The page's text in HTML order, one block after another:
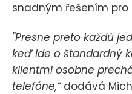
snadným řešením pro
"Presne preto každú
keď ide o štandardný
klientmi osobne
telefóne,“ dodává